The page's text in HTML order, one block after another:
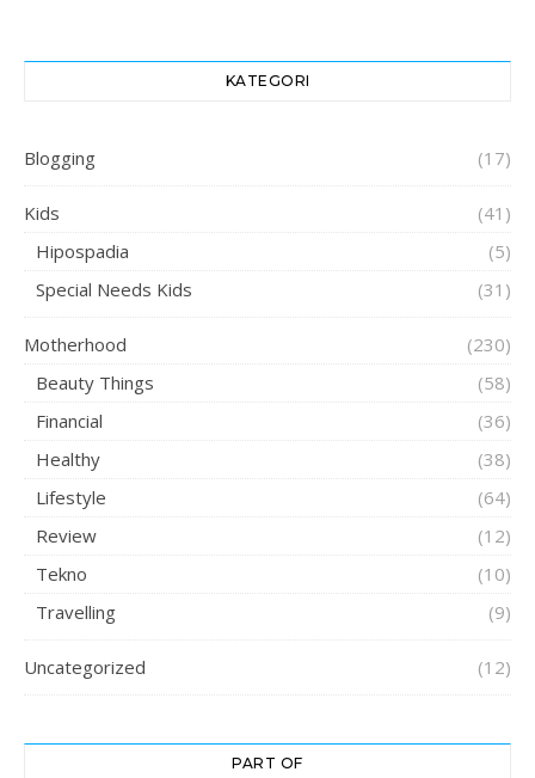
KATEGORI
Blogging (17)
Kids
(41)
Hipospadia
(5)
Special Needs Kids
(31)
Motherhood
(230)
Beauty Things
(58)
Financial
(36)
Healthy
(38)
Lifestyle
(64)
Review
(12)
Tekno
(10)
Travelling
(9)
Uncategorized (12)
PART OF